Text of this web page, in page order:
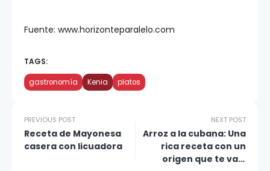
Fuente: www.horizonteparalelo.com
TAGS:
gastronomía Kenia platos
PREVIOUS POST
Receta de Mayonesa
casera con licuadora
NEXT POST
Arroz a la cubana: Una
rica receta con un
origen que te va a